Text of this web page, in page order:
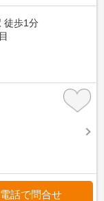
徒歩1分
電話で問合せ